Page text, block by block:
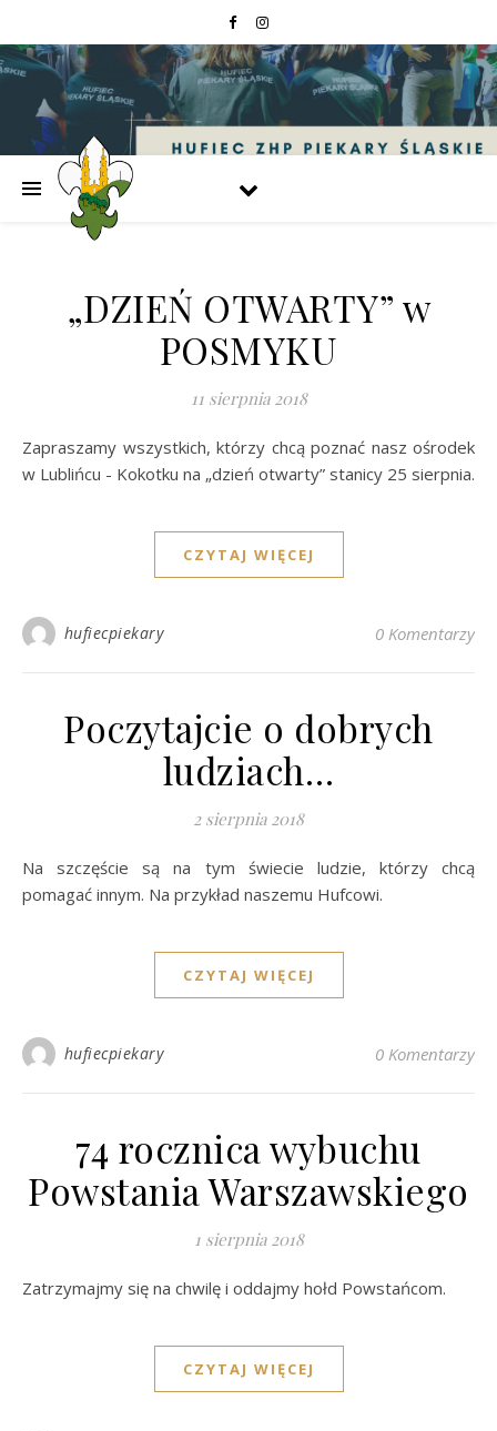
„DZIEŃ OTWARTY” w
POSMYKU
11 sierpnia 2018
Zapraszamy wszystkich, którzy chcą poznać nasz ośrodek
w Lublińcu - Kokotku na „dzień otwarty” stanicy 25 sierpnia.
CZYTAJ WIĘCEJ
hufiecpiekary 0 Komentarzy
Poczytajcie o dobrych
ludziach…
2 sierpnia 2018
Na szczęście są na tym świecie ludzie, którzy chcą
pomagać innym. Na przykład naszemu Hufcowi.
CZYTAJ WIĘCEJ
hufiecpiekary 0 Komentarzy
74 rocznica wybuchu
Powstania Warszawskiego
1 sierpnia 2018
Zatrzymajmy się na chwilę i oddajmy hołd Powstańcom.
CZYTAJ WIĘCEJ